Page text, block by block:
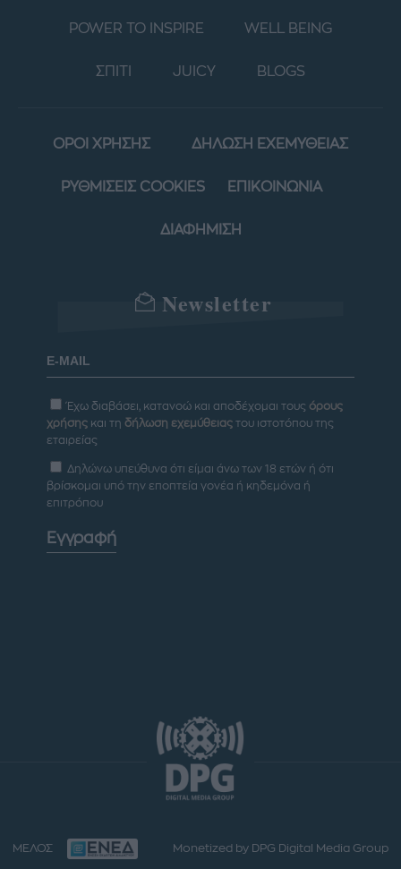
POWER TO INSPIRE WELL BEING
ΣΠΙΤΙ JUICY BLOGS
ΟΡΟΙ ΧΡΗΣΗΣ ΔΗΛΩΣΗ ΕΧΕΜΥΘΕΙΑΣ
ΡΥΘΜΙΣΕΙΣ COOKIES ΕΠΙΚΟΙΝΩΝΙΑ
ΔΙΑΦΗΜΙΣΗ
Newsletter
Έχω διαβάσει, κατανοώ και αποδέχομαι τους όρους
χρήσης και τη δήλωση εχεμύθειας του ιστοτόπου της
εταιρείας
Δηλώνω υπεύθυνα ότι είμαι άνω των 18 ετών ή ότι
βρίσκομαι υπό την εποπτεία γονέα ή κηδεμόνα ή
επιτρόπου
Εγγραφή
ΜΕΛΟΣ Monetized by DPG Digital Media Group